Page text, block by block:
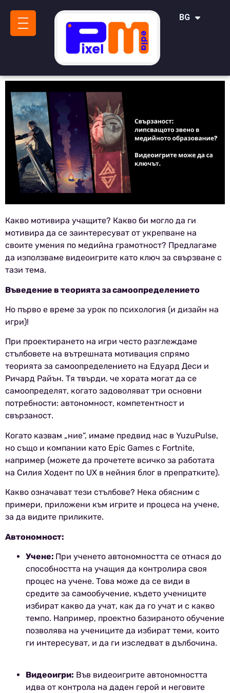
BG
SR
Какво мотивира учащите? Какво би могло да ги
мотивира да се заинтересуват от укрепване на
своите умения по медийна грамотност? Предлагаме
да използваме видеоигрите като ключ за свързване с
тази тема.
Въведение в теорията за самоопределението
Но първо е време за урок по психология (и дизайн на
игри)!
При проектирането на игри често разглеждаме
стълбовете на вътрешната мотивация спрямо
теорията за самоопределението на Едуард Деси и
Ричард Райън. Тя твърди, че хората могат да се
самоопределят, когато задоволяват три основни
потребности: автономност, компетентност и
свързаност.
Когато казвам „ние“, имаме предвид нас в YuzuPulse,
но също и компании като Epic Games с Fortnite,
например (можете да прочетете всичко за работата
на Силия Ходент по UX в нейния блог в препратките).
Какво означават тези стълбове? Нека обясним с
примери, приложени към игрите и процеса на учене,
за да видите приликите.
Автономност:
Учене: При ученето автономността се отнася до
способността на учащия да контролира своя
процес на учене. Това може да се види в
средите за самообучение, където учениците
избират какво да учат, как да го учат и с какво
темпо. Например, проектно базираното обучение
позволява на учениците да избират теми, които
ги интересуват, и да ги изследват в дълбочина.
Видеоигри: Във видеоигрите автономността
идва от контрола на даден герой и неговите